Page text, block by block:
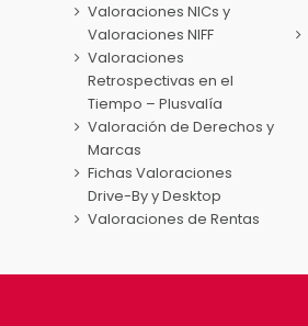
Valoraciones NICs y
Valoraciones NIFF
Valoraciones
Retrospectivas en el
Tiempo – Plusvalía
Valoración de Derechos y
Marcas
Fichas Valoraciones
Drive-By y Desktop
Valoraciones de Rentas